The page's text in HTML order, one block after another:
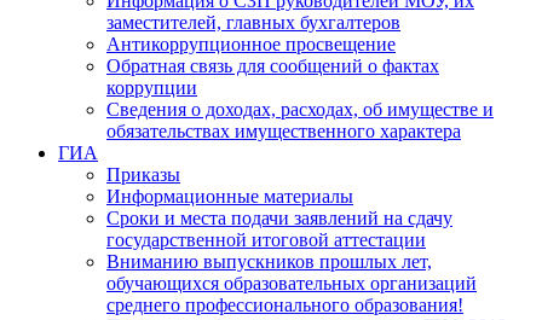
заместителей, главных бухгалтеров
Антикоррупционное просвещение
Обратная связь для сообщений о фактах
коррупции
Сведения о доходах, расходах, об имуществе и
обязательствах имущественного характера
ГИА
Приказы
Информационные материалы
Сроки и места подачи заявлений на сдачу
государственной итоговой аттестации
Вниманию выпускников прошлых лет,
обучающихся образовательных организаций
среднего профессионального образования!